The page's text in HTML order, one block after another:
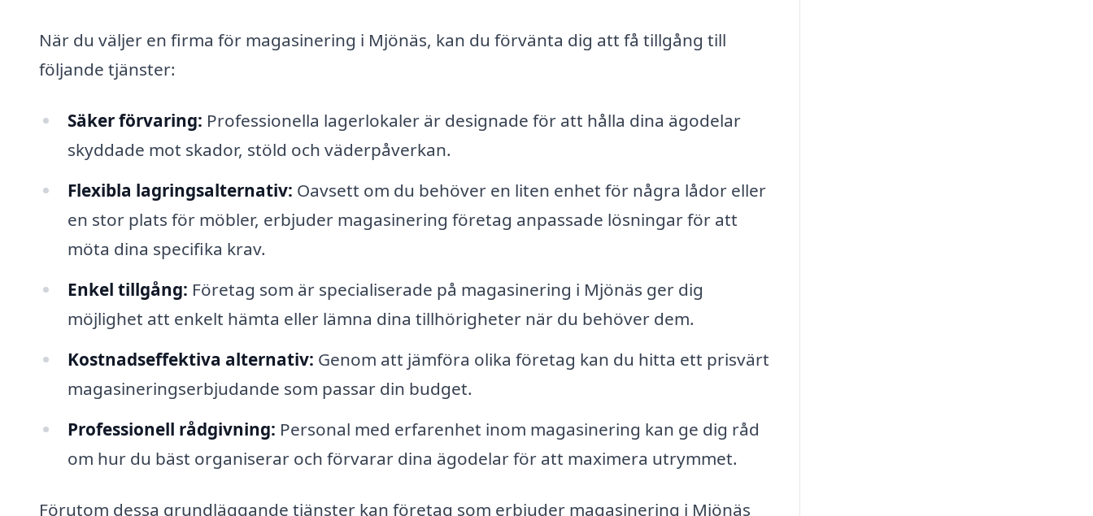
När du väljer en firma för magasinering i Mjönäs, kan du förvänta dig att få tillgång till
följande tjänster:
Säker förvaring: Professionella lagerlokaler är designade för att hålla dina ägodelar
skyddade mot skador, stöld och väderpåverkan.
Flexibla lagringsalternativ: Oavsett om du behöver en liten enhet för några lådor eller
en stor plats för möbler, erbjuder magasinering företag anpassade lösningar för att
möta dina specifika krav.
Enkel tillgång: Företag som är specialiserade på magasinering i Mjönäs ger dig
möjlighet att enkelt hämta eller lämna dina tillhörigheter när du behöver dem.
Kostnadseffektiva alternativ: Genom att jämföra olika företag kan du hitta ett prisvärt
magasineringserbjudande som passar din budget.
Professionell rådgivning: Personal med erfarenhet inom magasinering kan ge dig råd
om hur du bäst organiserar och förvarar dina ägodelar för att maximera utrymmet.
Förutom dessa grundläggande tjänster kan företag som erbjuder magasinering i Mjönäs